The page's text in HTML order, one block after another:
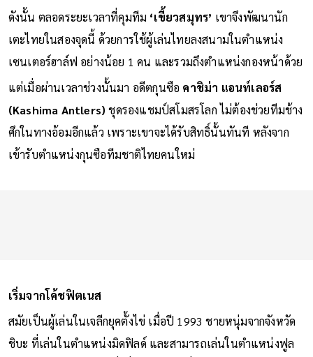
ดังนั้น ตลอดระยะเวลาที่คุมทีม ‘เขี้ยวสมุทร’ เขาจึงพัฒนานัก
เตะไทยในสองจุดนี้ ด้วยการใช้ผู้เล่นไทยลงสนามในตำแหน่ง
เซนเตอร์ฮาล์ฟ อย่างน้อย 1 คน และรวมถึงตำแหน่งกองหน้าด้วย
แต่เมื่อผ่านเวลาช่วงนั้นมา อดีตกุนซือ คาชิม่า แอนท์เลอร์ส
(Kashima Antlers) ชุดรองแชมป์สโมสรโลก ไม่ต้องช่วยทีมช้าง
ศึกในทางอ้อมอีกแล้ว เพราะเขาจะได้รับสิทธิ์นั้นทันที หลังจาก
เข้ารับตำแหน่งกุนซือทีมชาติไทยคนใหม่
เริ่มจากโค้ชฟิตเนส
สมัยเป็นผู้เล่นในเจลีกยุคตั้งไข่ เมื่อปี 1993 ชายหนุ่มจากจังหวัด
ชิบะ ที่เล่นในตำแหน่งมิดฟิลด์ และสามารถเล่นในตำแหน่งฟูล